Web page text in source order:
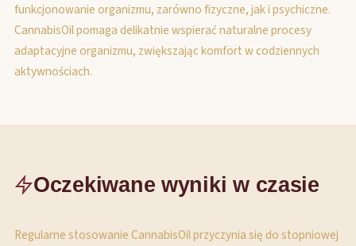
funkcjonowanie organizmu, zarówno fizyczne, jak i psychiczne.
CannabisOil pomaga delikatnie wspierać naturalne procesy
adaptacyjne organizmu, zwiększając komfort w codziennych
aktywnościach.
Oczekiwane wyniki w czasie
Regularne stosowanie CannabisOil przyczynia się do stopniowej